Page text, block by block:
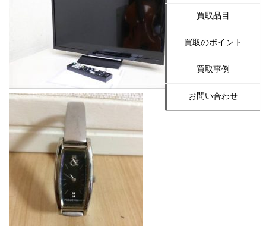
買取品目
買取のポイント
買取事例
お問い合わせ